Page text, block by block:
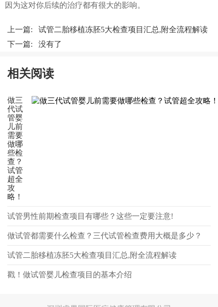
因为这对你后续的治疗都有很大的影响。
上一篇: 试管二胎移植冻胚5大检查项目汇总,附全流程解读
下一篇: 没有了
相关阅读
做三
代试
管婴
儿前
需要
做哪
些检
查？
试管
超全
攻
略！
试管男性前期检查项目有哪些？这些一定要注意!
做试管都需要什么检查？三代试管检查费用大概是多少？
试管二胎移植冻胚5大检查项目汇总,附全流程解读
戳！做试管婴儿检查项目的基本介绍